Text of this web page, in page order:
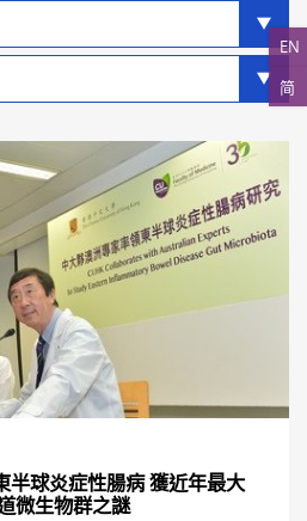
EN
简
半球炎症性腸病 獲近年最大
微生物群之謎